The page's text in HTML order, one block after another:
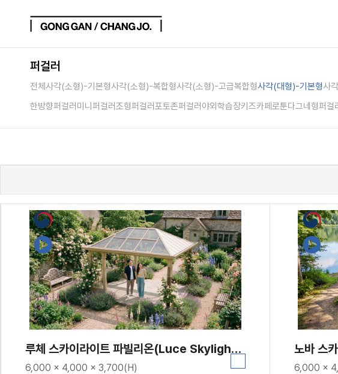
퍼걸러
전체 사각(소형)-기본형사각(소형)-복합형사각(소형)-고급복합형사각(대형)-기본형사
한방향퍼걸러 미니퍼걸러조형퍼걸러포토존퍼걸러 야외학습장키즈카페 로툰다그네형퍼걸
루체 스카이라이트 파빌리온(Luce Skylight Pavilion)｜GC-P-2156
6,000 x 4,000 x 3,700(H) 6,000 x